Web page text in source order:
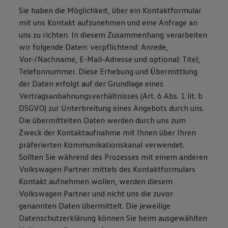
Magazin
Lifestyle
Transport
Familie
Elektromobilität
Volkswagen R
Pannen- und Unfallhilfe
Volkswagen Kundenbetreuung
Sie haben die Möglichkeit, über ein Kontaktformular
mit uns Kontakt aufzunehmen und eine Anfrage an
uns zu richten. In diesem Zusammenhang verarbeiten
wir folgende Daten: verpflichtend: Anrede,
Vor-/Nachname, E-Mail-Adresse und optional: Titel,
Telefonnummer. Diese Erhebung und Übermittlung
der Daten erfolgt auf der Grundlage eines
Vertragsanbahnungsverhältnisses (Art. 6 Abs. 1 lit. b
DSGVO) zur Unterbreitung eines Angebots durch uns.
Die übermittelten Daten werden durch uns zum
Zweck der Kontaktaufnahme mit Ihnen über Ihren
präferierten Kommunikationskanal verwendet.
Sollten Sie während des Prozesses mit einem anderen
Volkswagen Partner mittels des Kontaktformulars
Kontakt aufnehmen wollen, werden diesem
Volkswagen Partner und nicht uns die zuvor
genannten Daten übermittelt. Die jeweilige
Datenschutzerklärung können Sie beim ausgewählten